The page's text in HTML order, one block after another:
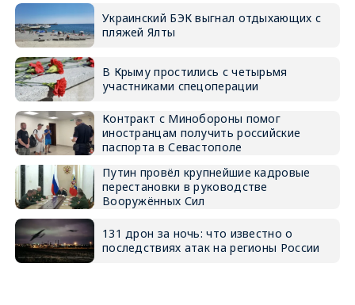
Украинский БЭК выгнал отдыхающих с
пляжей Ялты
В Крыму простились с четырьмя
участниками спецоперации
Контракт с Минобороны помог
иностранцам получить российские
паспорта в Севастополе
Путин провёл крупнейшие кадровые
перестановки в руководстве
Вооружённых Сил
131 дрон за ночь: что известно о
последствиях атак на регионы России